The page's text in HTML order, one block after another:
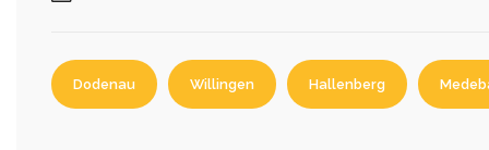
Dodenau Willingen Hallenberg